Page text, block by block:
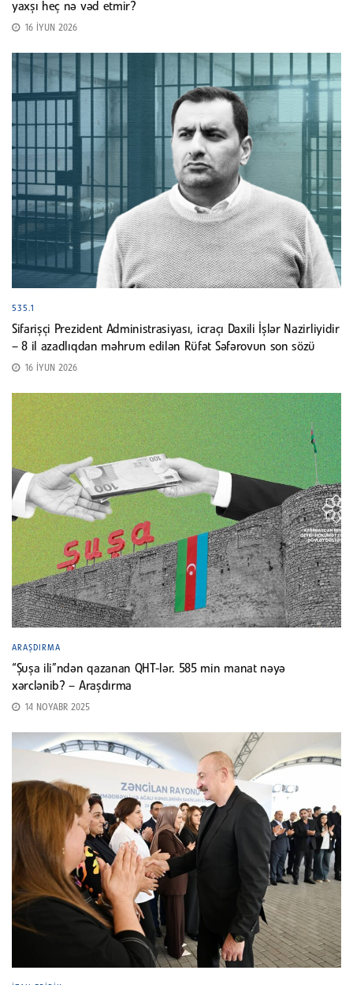
yaxşı heç nə vəd etmir?
16 İYUN 2026
535.1
Sifarişçi Prezident Administrasiyası, icraçı Daxili İşlər Nazirliyidir
– 8 il azadlıqdan məhrum edilən Rüfət Səfərovun son sözü
16 İYUN 2026
ARAŞDIRMA
“Şuşa ili”ndən qazanan QHT-lər. 585 min manat nəyə
xərclənib? – Araşdırma
14 NOYABR 2025